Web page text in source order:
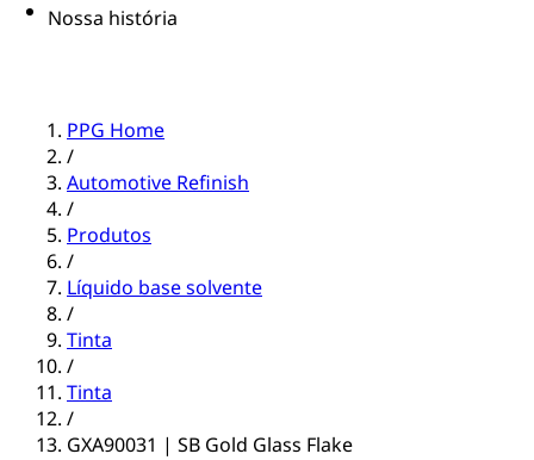
Nossa história
PPG Home
/
Automotive Refinish
/
Produtos
/
Líquido base solvente
/
Tinta
/
Tinta
/
GXA90031 | SB Gold Glass Flake